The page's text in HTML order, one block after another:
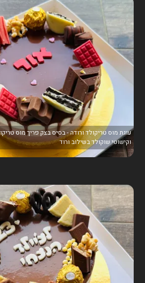
עוגת מוס טריקולד ורודה - בסיס בצק פריך מוס
וקישוטי שוקולד בשילוב ורוד